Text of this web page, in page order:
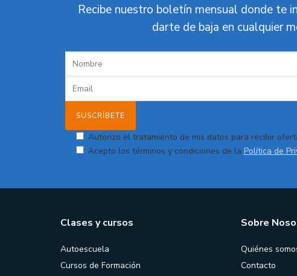
Recibe nuestro boletín mensual donde te
darte de baja en cualquier
Autorizo el tratamiento de mis datos para recibir
Acepto los términos y condiciones de la Política de
Clases y cursos
Autoescuela
Cursos de Formación
Sobre
Quiénes
Contacto